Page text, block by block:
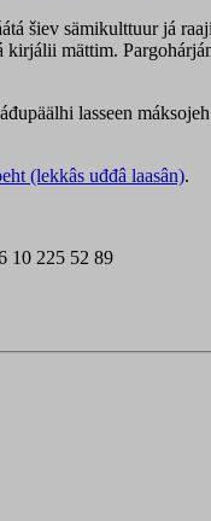
šiev sämikulttuur já
mättim.
lasseen
(lekkâs uđđâ laasân).
10 225 52 89